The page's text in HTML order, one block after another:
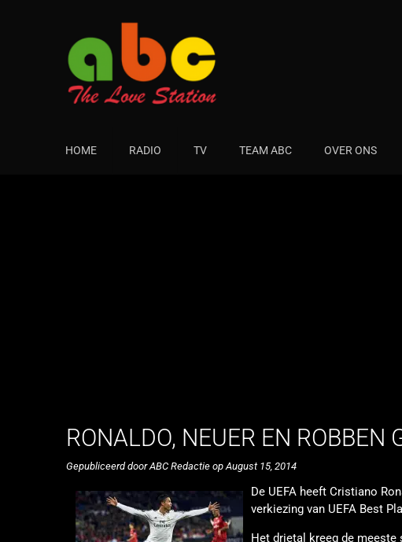
HOME RADIO TV TEAM ABC OVER ONS
RONALDO, NEUER EN ROBBEN
Gepubliceerd door ABC Redactie op August 15, 2014
De UEFA heeft Cristiano
verkiezing van UEFA Best
Het drietal kreeg de meeste